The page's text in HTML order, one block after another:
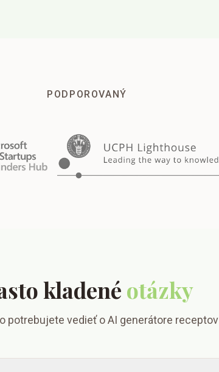
PODPOROVANÝ
kladené otázky
potrebujete vedieť o AI generátore receptov